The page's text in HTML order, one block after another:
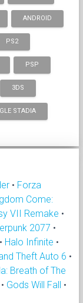
ANDROID
PS2
PSP
3DS
STADIA
• Forza
Come:
VII Remake •
2077 •
• Halo Infinite •
Theft Auto 6 •
Breath of The
• Gods Will Fall •